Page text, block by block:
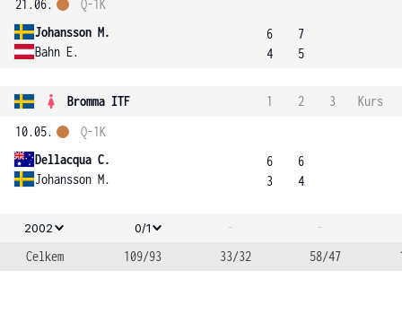
21.06.
Johansson M.
Bahn E.
Q-1K
6
4
7
5
Bromma ITF 1 2 3
Kurs
10.05.
Dellacqua C.
Johansson M.
Q-1K
6
3
6
4
2002 0/1 -
-
Celkem
109/93 33/32 58/47